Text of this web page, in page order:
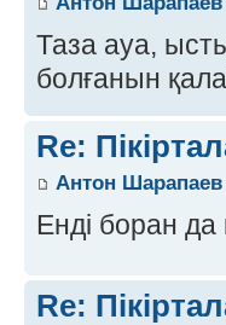
Таза ауа,
болғанын
Re:
Антон Шарапаев
Енді боран
Re: